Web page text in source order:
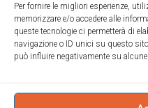
Per fornire le migliori esperienze,
memorizzare e/o accedere alle
queste tecnologie ci permetterà di
navigazione o ID unici su questo
può influire negativamente su
Parrocchia san
di
via Vittorino da